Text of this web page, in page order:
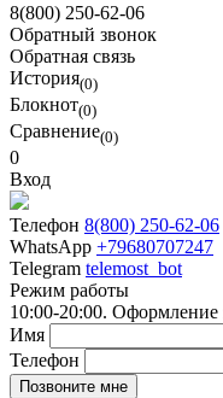
8(800) 250-62-06
Обратный звонок
Обратная связь
История(0)
Блокнот(0)
Сравнение(0)
0
Вход
Телефон 8(800) 250-62-06
WhatsApp +79680707247
Telegram telemost_bot
Режим работы
10:00-20:00. Оформление
Имя
Телефон